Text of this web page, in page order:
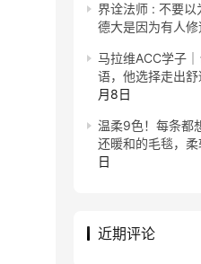
界诠法师 : 不要
德大是因为有人修
马拉维ACC学子
语，他选择走出
月8日
温柔9色！每条都
还暖和的毛毯，柔
日
近期评论